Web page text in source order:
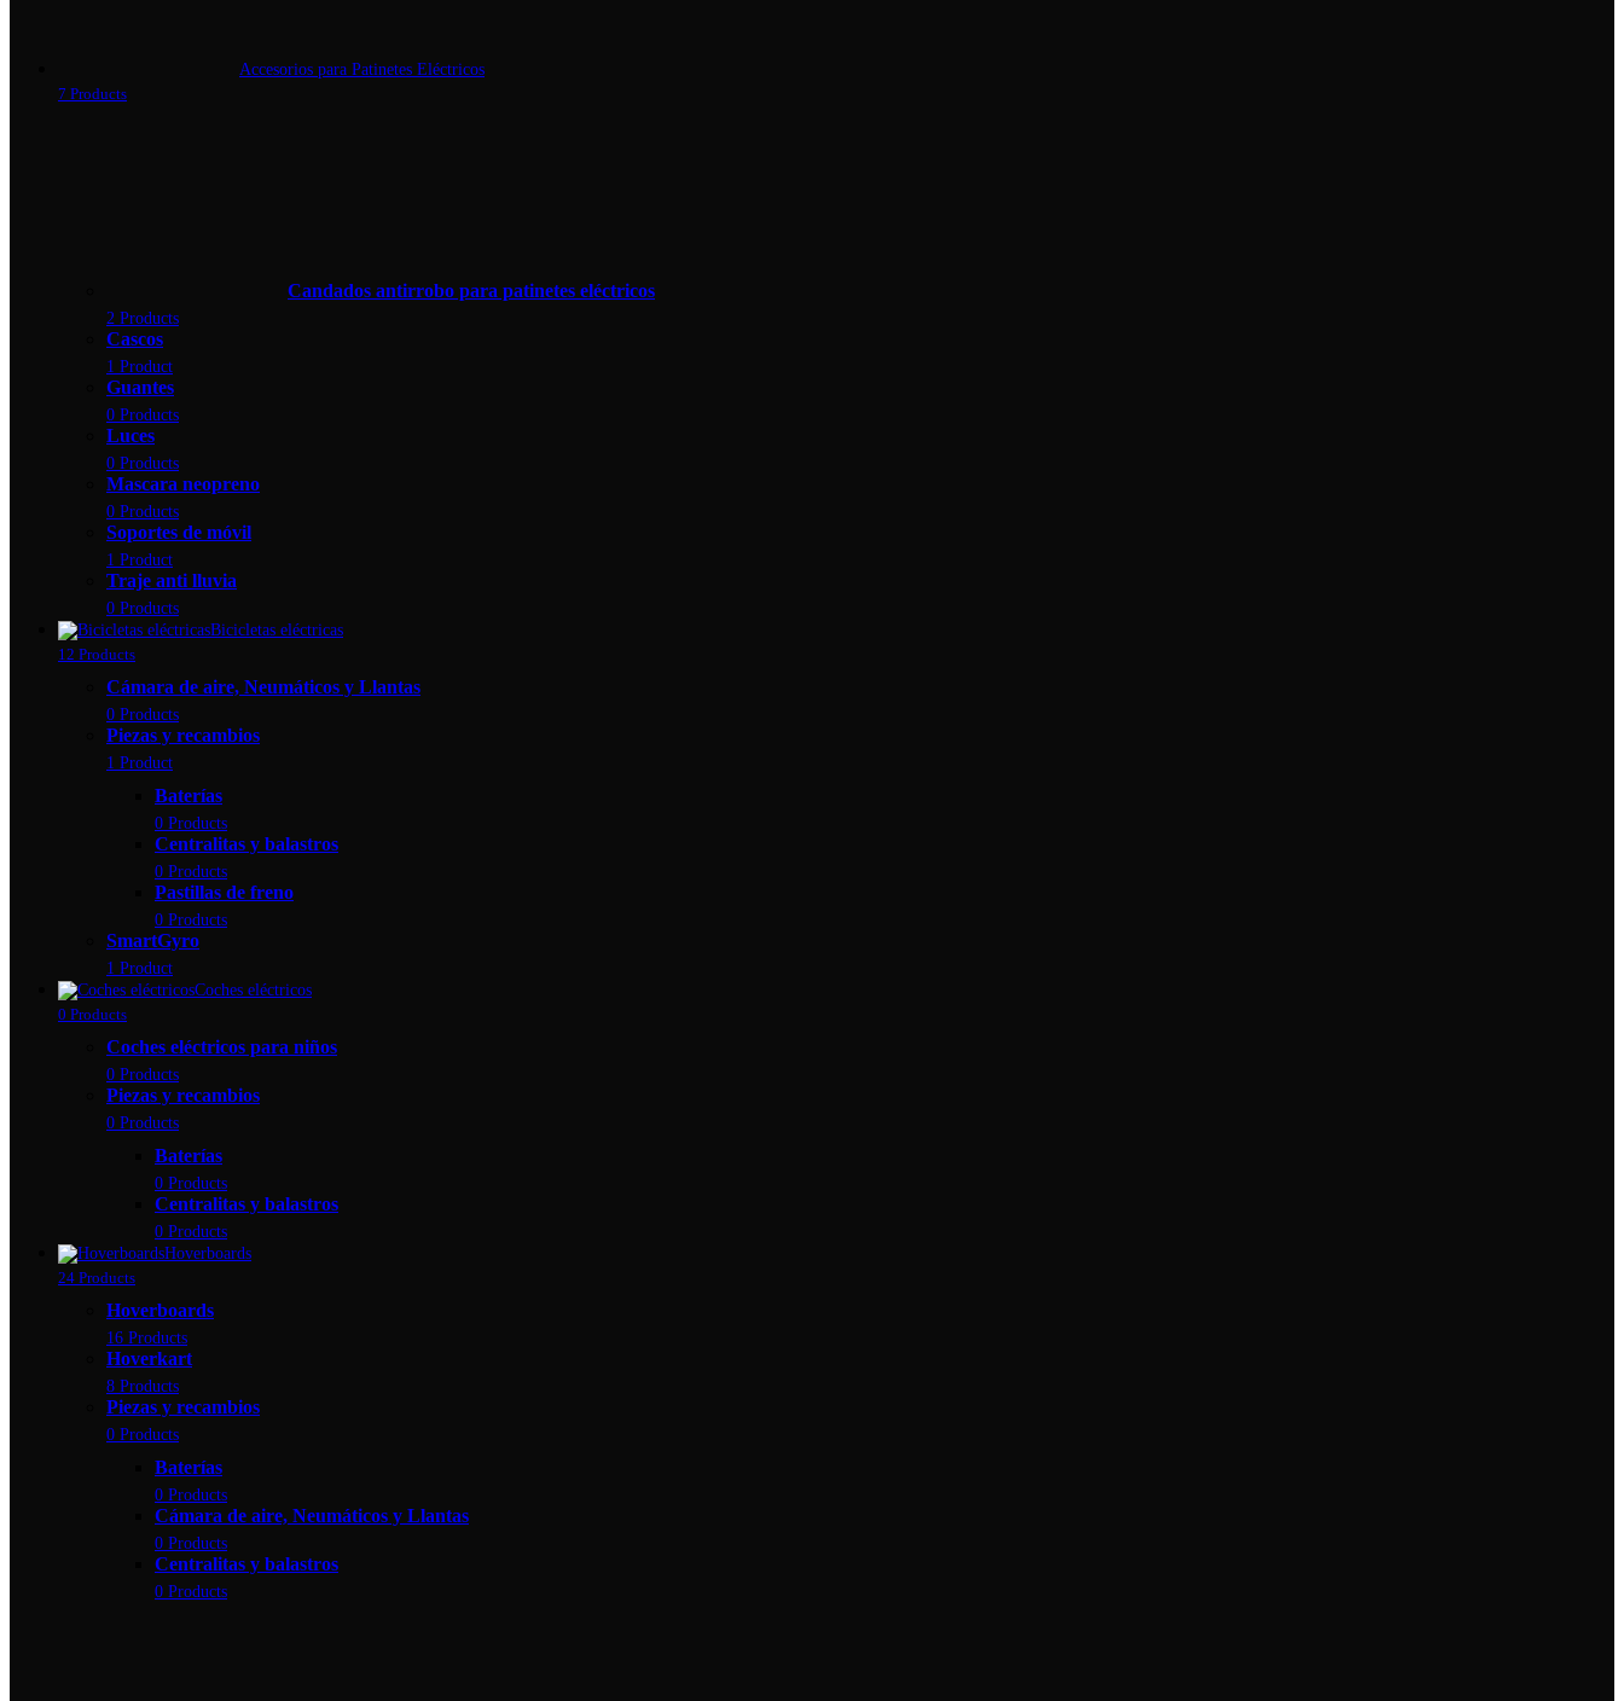
Accesorios para Patinetes Eléctricos
7 Products
Candados antirrobo para patinetes eléctricos
2 Products
Cascos
1 Product
Guantes
0 Products
Luces
0 Products
Mascara neopreno
0 Products
Soportes de móvil
1 Product
Traje anti lluvia
0 Products
Bicicletas eléctricas
12 Products
Cámara de aire, Neumáticos y Llantas
0 Products
Piezas y recambios
1 Product
Baterías
0 Products
Centralitas y balastros
0 Products
Pastillas de freno
0 Products
SmartGyro
1 Product
Coches eléctricos
0 Products
Coches eléctricos para niños
0 Products
Piezas y recambios
0 Products
Baterías
0 Products
Centralitas y balastros
0 Products
Hoverboards
24 Products
Hoverboards
16 Products
Hoverkart
8 Products
Piezas y recambios
0 Products
Baterías
0 Products
Cámara de aire, Neumáticos y Llantas
0 Products
Centralitas y balastros
0 Products